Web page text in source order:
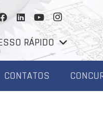
RÁPIDO
CONTATOS